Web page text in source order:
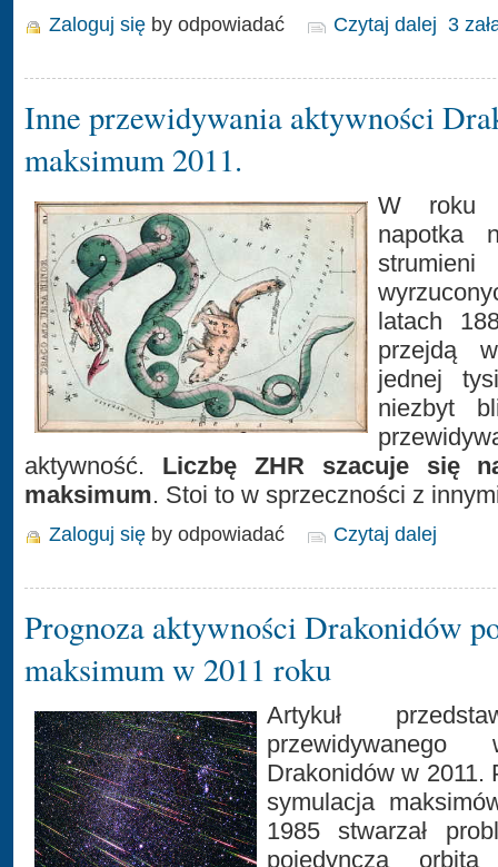
Zaloguj się by odpowiadać Czytaj dalej 3
Inne przewidywania aktywności
maksimum 2011.
W roku
napotka
latach
przejdą
jednej
niezbyt
aktywność. Liczbę ZHR szacuje się
maksimum. Stoi to w sprzeczności z
Zaloguj się by odpowiadać Czytaj dalej
Prognoza aktywności Drakonidów
maksimum w 2011 roku
Artykuł
przewidywanego
Drakonidów w 2011.
symulacja
1985 stwarzał
pojedyncza